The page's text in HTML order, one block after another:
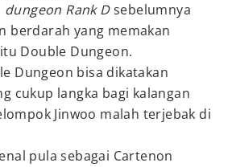
dungeon Rank Dsebelumnya
berdarah yang memakan
Double Dungeon.
Dungeon bisa dikatakan
cukup langka bagi kalangan
Jinwoo malah terjebak di
pula sebagai Cartenon